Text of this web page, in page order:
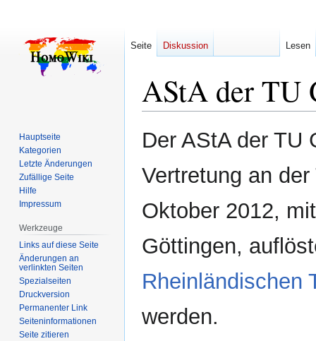
AStA der TU
Zur
Navigation
Zur
Suche
Der AStA der TU
Vertretung an
Oktober 2012,
Göttingen,
Rheinländischen
werden.
Seite Diskussion Lesen
Hauptseite
Kategorien
Letzte Änderungen
Zufällige Seite
Hilfe
Impressum
Werkzeuge
Links auf diese Seite
Änderungen an
verlinkten Seiten
Spezialseiten
Druckversion
Permanenter Link
Seiten­­informationen
Seite zitieren